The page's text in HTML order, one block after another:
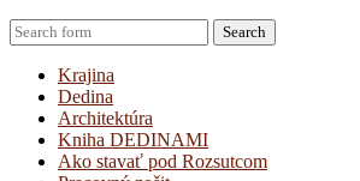
Search
Krajina
Dedina
Architektúra
Kniha DEDINAMI
Ako stavať pod Rozsutcom